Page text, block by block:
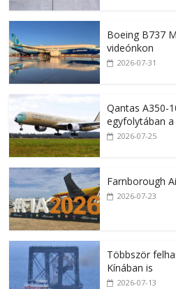
Boeing B737
videónkon
2026-07-31
Qantas A350-
egyfolytában a
2026-07-25
Farnborough
2026-07-23
Többször
Kínában is
2026-07-13